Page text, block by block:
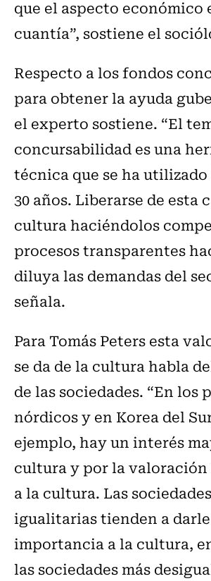
que el aspecto económico
cuantía”, sostiene el
Respecto a los fondos
para obtener la ayuda
el experto sostiene. “El
concursabilidad es una
técnica que se ha utilizado
30 años. Liberarse de esta
cultura haciéndolos
procesos transparentes
diluya las demandas del
señala.
Para Tomás Peters esta
se da de la cultura habla
de las sociedades. “En los
nórdicos y en Korea del
ejemplo, hay un interés
cultura y por la valoración
a la cultura. Las
igualitarias tienden a
importancia a la cultura,
las sociedades más